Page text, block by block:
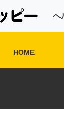
ヘ
HOME